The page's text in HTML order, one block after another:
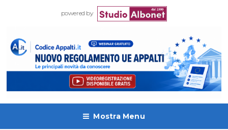
powered by
Mostra Menu